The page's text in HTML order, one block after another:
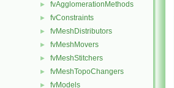
► fvAgglomerationMethods
► fvConstraints
► fvMeshDistributors
► fvMeshMovers
► fvMeshStitchers
► fvMeshTopoChangers
► fvModels